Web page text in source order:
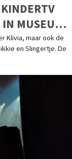
MUSEUM
Klivia, maar ook de
en Slingertje. De